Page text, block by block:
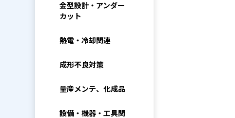
金型設計・アンダー
カット
熱電・冷却関連
成形不良対策
量産メンテ、化成品
設備・機器・工具関